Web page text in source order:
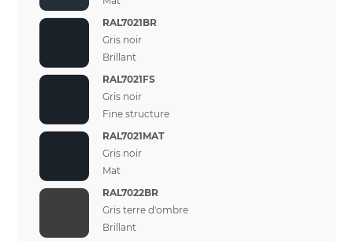
RAL7021BR
Gris noir
Brillant
RAL7021FS
Gris noir
Fine structure
RAL7021MAT
Gris noir
Mat
RAL7022BR
Gris terre d'ombre
Brillant